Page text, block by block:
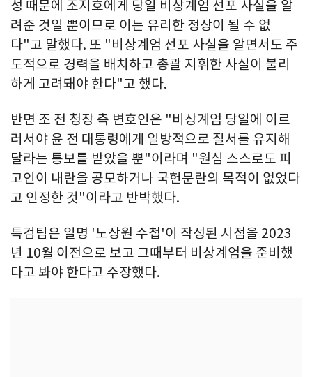
성 때문에 조지호에게 당일 비상계엄 선포 사실을 알
려준 것일 뿐이므로 이는 유리한 정상이 될 수 없
다"고 말했다. 또 "비상계엄 선포 사실을 알면서도 주
도적으로 경력을 배치하고 총괄 지휘한 사실이 불리
하게 고려돼야 한다"고 했다.
반면 조 전 청장 측 변호인은 "비상계엄 당일에 이르
러서야 윤 전 대통령에게 일방적으로 질서를 유지해
달라는 통보를 받았을 뿐"이라며 "원심 스스로도 피
고인이 내란을 공모하거나 국헌문란의 목적이 없었다
고 인정한 것"이라고 반박했다.
특검팀은 일명 '노상원 수첩'이 작성된 시점을 2023
년 10월 이전으로 보고 그때부터 비상계엄을 준비했
다고 봐야 한다고 주장했다.